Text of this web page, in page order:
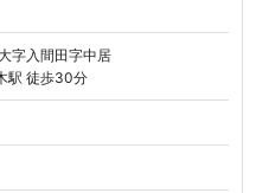
字入間田字中居
駅 徒歩30分